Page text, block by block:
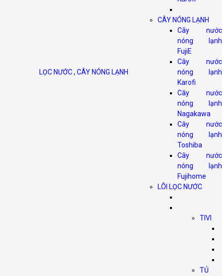
LỌC NƯỚC, CÂY NÓNG LẠNH
CÂY NÓNG LẠNH
Cây nước
nóng lạnh
FujiE
Cây nước
nóng lạnh
Karofi
Cây nước
nóng lạnh
Nagakawa
Cây nước
nóng lạnh
Toshiba
Cây nước
nóng lạnh
Fujihome
LÕI LỌC NƯỚC
TIVI
TỦ